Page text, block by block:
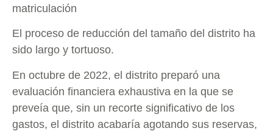
matriculación
El proceso de reducción del tamaño del distrito ha
sido largo y tortuoso.
En octubre de 2022, el distrito preparó una
evaluación financiera exhaustiva en la que se
preveía que, sin un recorte significativo de los
gastos, el distrito acabaría agotando sus reservas,